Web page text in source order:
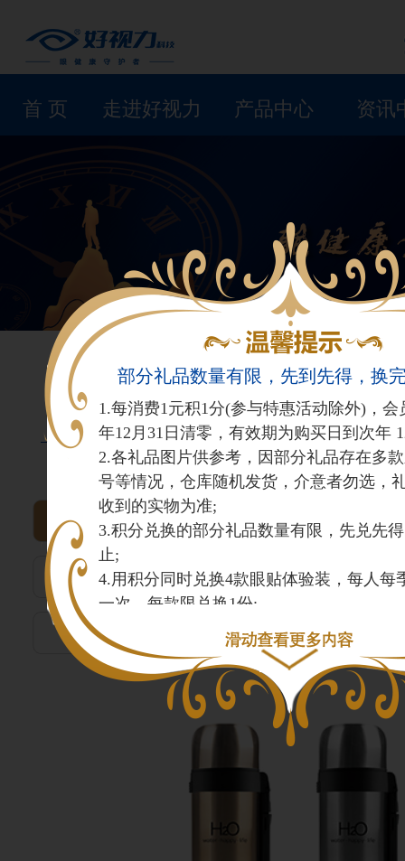
首 页 走进好视力 产品中心 资讯
积分商城
全部分类 旅游产品类
健康用品类 床上用品类
电子产品类 生活日用品类
部分礼品数量有限，先到先得，换
1.每消费1元积1分(参与特惠活动除外)，会
年12月31日清零，有效期为购买日到次年
2.各礼品图片供参考，因部分礼品存在多
号等情况，仓库随机发货，介意者勿选，
收到的实物为准;
3.积分兑换的部分礼品数量有限，先兑先
止;
4.用积分同时兑换4款眼贴体验装，每人每
一次，每款限兑换1份;
5.所有电子产品收到货一个月内调换；
6.保健食品不能代替药物，不宜超过推荐
营养补充剂同时食用;
7.因礼品成本上涨，积分分值及兑换方式
(本活动最终解释权归北京好视力